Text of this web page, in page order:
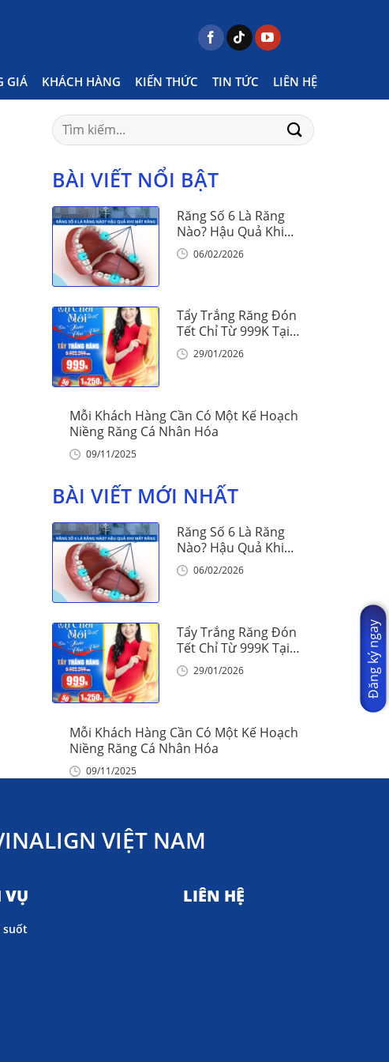
GIÁ KHÁCH HÀNG KIẾN THỨC TIN TỨC LIÊN HỆ
tagged "niềng răng khung sắt có hiệu quả ra sao"
Search
for:
BÀI VIẾT NỔI BẬT
Răng Số 6 Là Răng
Nào? Hậu Quả Khi
Mất Răng Số 6
06/02/2026
Tẩy Trắng Răng Đón
Tết Chỉ Từ 999K Tại
Nha Khoa Vinalign
29/01/2026
Mỗi Khách Hàng Cần Có Một Kế Hoạch
Niềng Răng Cá Nhân Hóa
09/11/2025
BÀI VIẾT MỚI NHẤT
Răng Số 6 Là Răng
Nào? Hậu Quả Khi
Mất Răng Số 6
06/02/2026
Tẩy Trắng Răng Đón
Tết Chỉ Từ 999K Tại
Nha Khoa Vinalign
29/01/2026
Mỗi Khách Hàng Cần Có Một Kế Hoạch
Niềng Răng Cá Nhân Hóa
09/11/2025
VIỆT NAM
VỤ
suốt
LIÊN HỆ
Đăng ký ngay